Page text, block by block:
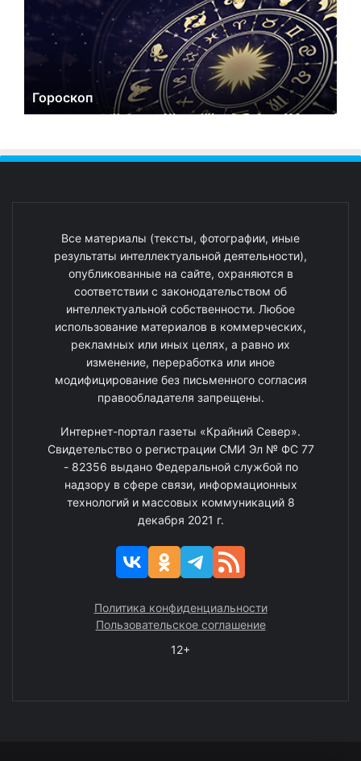
Гороскоп
Все материалы (тексты, фотографии, иные
результаты интеллектуальной деятельности),
опубликованные на сайте, охраняются в
соответствии с законодательством об
интеллектуальной собственности. Любое
использование материалов в коммерческих,
рекламных или иных целях, а равно их
изменение, переработка или иное
модифицирование без письменного согласия
правообладателя запрещены.
Интернет-портал газеты «Крайний Север».
Свидетельство о регистрации СМИ Эл № ФС 77
- 82356 выдано Федеральной службой по
надзору в сфере связи, информационных
технологий и массовых коммуникаций 8
декабря 2021 г.
Политика конфиденциальности
Пользовательское соглашение
12+